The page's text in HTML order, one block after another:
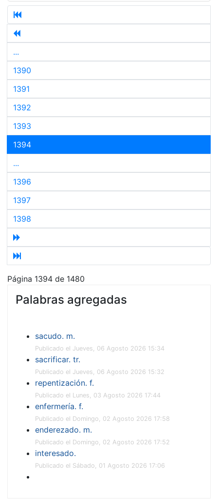
...
1390
1391
1392
1393
1394
...
1396
1397
1398
Página 1394 de 1480
Palabras agregadas
sacudo. m.
Publicado el Jueves, 06 Agosto 2026 15:34
sacrificar. tr.
Publicado el Jueves, 06 Agosto 2026 15:32
repentización. f.
Publicado el Lunes, 03 Agosto 2026 17:44
enfermería. f.
Publicado el Domingo, 02 Agosto 2026 17:58
enderezado. m.
Publicado el Domingo, 02 Agosto 2026 17:52
interesado.
Publicado el Sábado, 01 Agosto 2026 17:06